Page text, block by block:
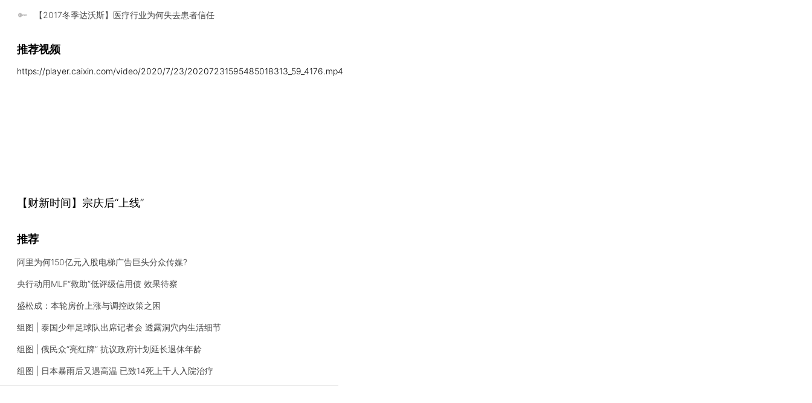
【2017冬季达沃斯】医疗行业为何失去患者信任
推荐视频
https://player.caixin.com/video/2020/7/23/20207231595485018313_59_4176.mp4
【财新时间】宗庆后“上线”
推荐
阿里为何150亿元入股电梯广告巨头分众传媒?
央行动用MLF“救助”低评级信用债 效果待察
盛松成：本轮房价上涨与调控政策之困
组图 | 泰国少年足球队出席记者会 透露洞穴内生活细节
组图 | 俄民众“亮红牌” 抗议政府计划延长退休年龄
组图 | 日本暴雨后又遇高温 已致14死上千人入院治疗